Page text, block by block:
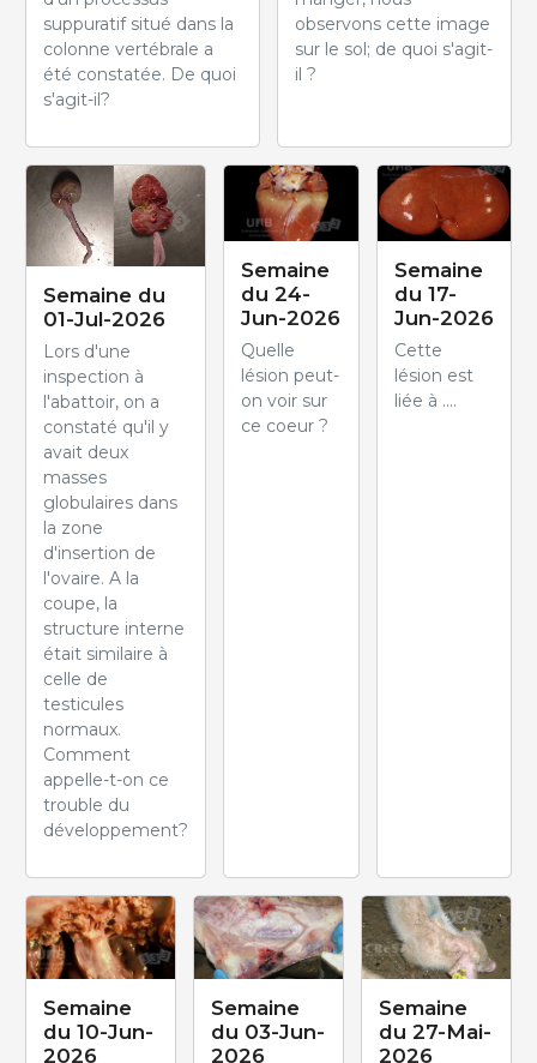
suppuratif situé dans la
colonne vertébrale a
été constatée. De quoi
s'agit-il?
observons cette image
sur le sol; de quoi s'agit-
il ?
Semaine du
01-Jul-2026
Lors d'une
inspection à
l'abattoir, on a
constaté qu'il y
avait deux
masses
globulaires dans
la zone
d'insertion de
l'ovaire. A la
coupe, la
structure interne
était similaire à
celle de
testicules
normaux.
Comment
appelle-t-on ce
trouble du
développement?
Semaine
du 24-
Jun-2026
Quelle
lésion peut-
on voir sur
ce coeur ?
Semaine
du 17-
Jun-2026
Cette
lésion est
liée à ....
Semaine
du 10-Jun-
2026
Semaine
du 03-Jun-
2026
Semaine
du 27-Mai-
2026